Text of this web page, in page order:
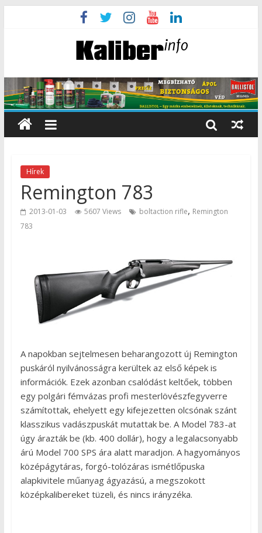
Hírek
Remington 783
2013-01-03 5607 Views boltaction rifle, Remington
783
A napokban sejtelmesen beharangozott új Remington
puskáról nyilvánosságra kerültek az első képek is
információk. Ezek azonban csalódást keltőek, többen
egy polgári fémvázas profi mesterlövészfegyverre
számítottak, ehelyett egy kifejezetten olcsónak szánt
klasszikus vadászpuskát mutattak be. A Model 783-at
úgy árazták be (kb. 400 dollár), hogy a legalacsonyabb
árú Model 700 SPS ára alatt maradjon. A hagyományos
középágytáras, forgó-tolózáras ismétlőpuska
alapkivitele műanyag ágyazású, a megszokott
középkalibereket tüzeli, és nincs irányzéka.